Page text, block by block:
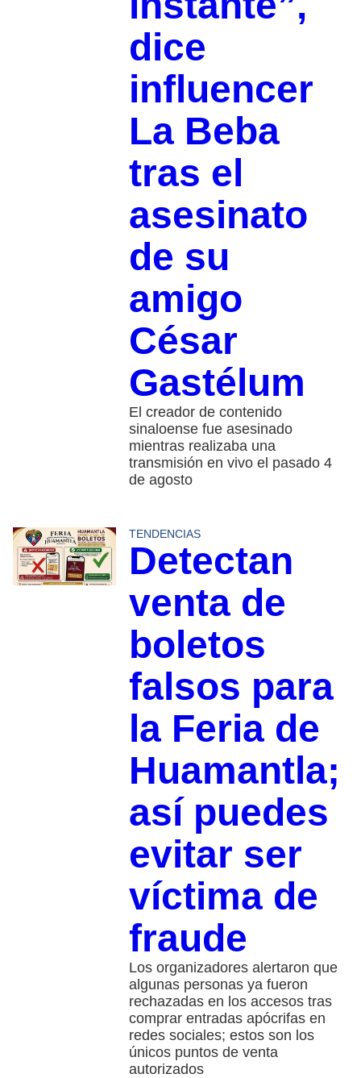
dice
influencer
La Beba
tras el
asesinato
de su
amigo
César
Gastélum
El creador de contenido
sinaloense fue asesinado
mientras realizaba una
transmisión en vivo el pasado 4
de agosto
TENDENCIAS
Detectan
venta de
boletos
falsos para
la Feria de
Huamantla;
así puedes
evitar ser
víctima de
fraude
Los organizadores alertaron que
algunas personas ya fueron
rechazadas en los accesos tras
comprar entradas apócrifas en
redes sociales; estos son los
únicos puntos de venta
autorizados